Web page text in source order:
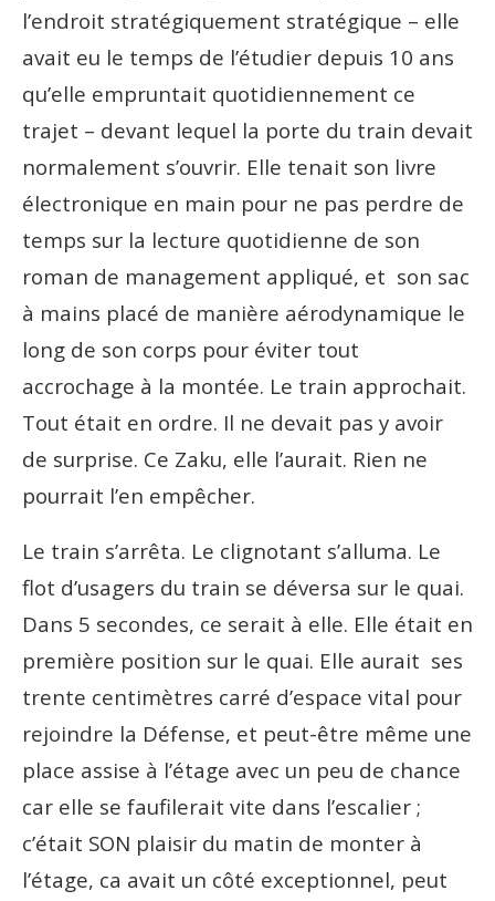
l’endroit stratégiquement stratégique – elle
avait eu le temps de l’étudier depuis 10 ans
qu’elle empruntait quotidiennement ce
trajet – devant lequel la porte du train devait
normalement s’ouvrir. Elle tenait son livre
électronique en main pour ne pas perdre de
temps sur la lecture quotidienne de son
roman de management appliqué, et son sac
à mains placé de manière aérodynamique le
long de son corps pour éviter tout
accrochage à la montée. Le train approchait.
Tout était en ordre. Il ne devait pas y avoir
de surprise. Ce Zaku, elle l’aurait. Rien ne
pourrait l’en empêcher.
Le train s’arrêta. Le clignotant s’alluma. Le
flot d’usagers du train se déversa sur le quai.
Dans 5 secondes, ce serait à elle. Elle était en
première position sur le quai. Elle aurait ses
trente centimètres carré d’espace vital pour
rejoindre la Défense, et peut-être même une
place assise à l’étage avec un peu de chance
car elle se faufilerait vite dans l’escalier ;
c’était SON plaisir du matin de monter à
l’étage, ca avait un côté exceptionnel, peut